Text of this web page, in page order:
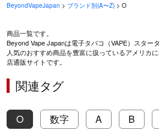
BeyondVapeJapan > ブランド別(A〜Z) > O
商品一覧です。
Beyond Vape Japanは電子タバコ（VAPE）スター
人気のおすすめ商品を豊富に扱っているアメリカ
店通販サイトです。
関連タグ
O 数字 A B